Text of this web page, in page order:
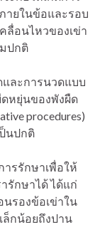
ายในข้อและรอบ
ลื่อนไหวของเข่า
ปกติ
ละการนวดแบบ
ดหยุ่นของพังผืด
procedures)
นปกติ
ารรักษาเพื่อให้
รักษาได้ ได้แก่
นรองข้อเข่าใน
ล็กน้อยถึงปาน